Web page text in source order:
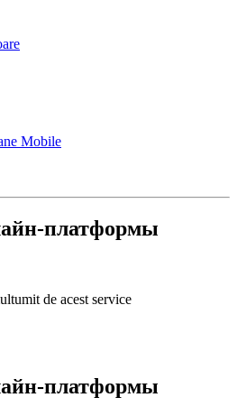
Mobile
платформы
de acest service
платформы